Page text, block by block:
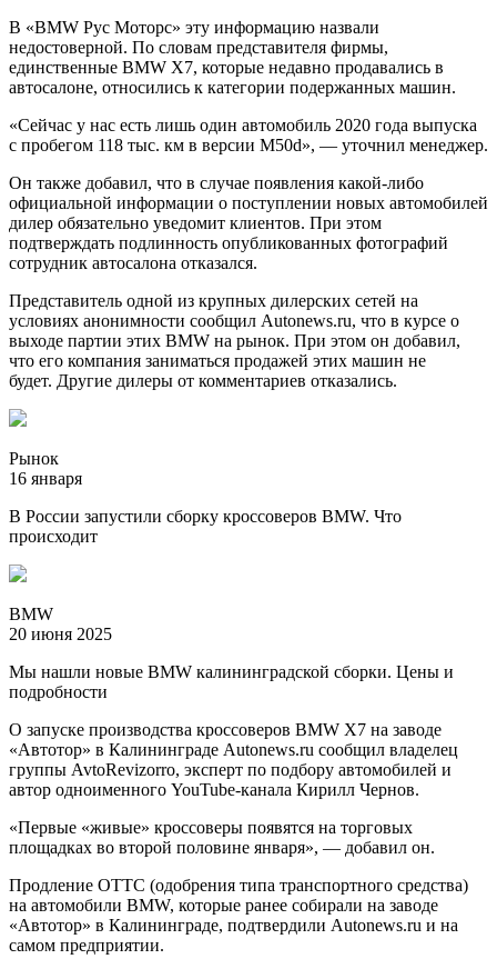
В «BMW Рус Моторс» эту информацию назвали
недостоверной. По словам представителя фирмы,
единственные BMW X7, которые недавно продавались в
автосалоне, относились к категории подержанных машин.
«Сейчас у нас есть лишь один автомобиль 2020 года выпуска
с пробегом 118 тыс. км в версии M50d», — уточнил менеджер.
Он также добавил, что в случае появления какой-либо
официальной информации о поступлении новых автомобилей
дилер обязательно уведомит клиентов. При этом
подтверждать подлинность опубликованных фотографий
сотрудник автосалона отказался.
Представитель одной из крупных дилерских сетей на
условиях анонимности сообщил Autonews.ru, что в курсе о
выходе партии этих BMW на рынок. При этом он добавил,
что его компания заниматься продажей этих машин не
будет. Другие дилеры от комментариев отказались.
Рынок
16 января
В России запустили сборку кроссоверов BMW. Что
происходит
BMW
20 июня 2025
Мы нашли новые BMW калининградской сборки. Цены и
подробности
О запуске производства кроссоверов BMW X7 на заводе
«Автотор» в Калининграде Autonews.ru сообщил владелец
группы AvtoRevizorro, эксперт по подбору автомобилей и
автор одноименного YouTube-канала Кирилл Чернов.
«Первые «живые» кроссоверы появятся на торговых
площадках во второй половине января», — добавил он.
Продление ОТТС (одобрения типа транспортного средства)
на автомобили BMW, которые ранее собирали на заводе
«Автотор» в Калининграде, подтвердили Autonews.ru и на
самом предприятии.